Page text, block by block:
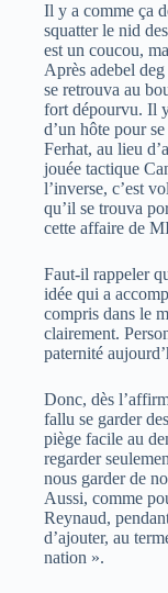
Il y a comme ça
squatter le nid
est un coucou,
Après adebel
se retrouva au
fort dépourvu. Il
d’un hôte pour
Ferhat, au lieu
jouée tactique
l’inverse, c’est
qu’il se trouva
cette affaire de
Faut-il rappeler
idée qui a
compris dans le
clairement.
paternité
Donc, dès
fallu se garder
piège facile au
regarder
nous garder de
Aussi, comme
Reynaud,
d’ajouter, au
nation ».